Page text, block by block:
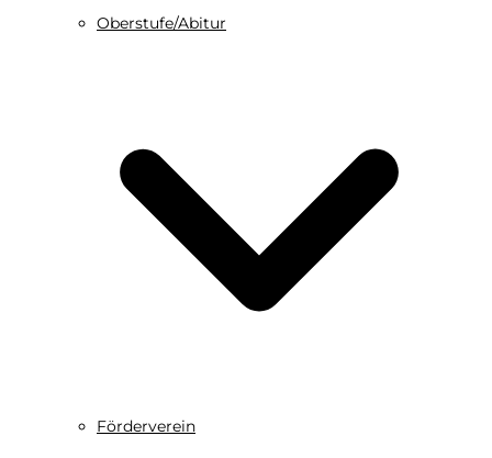
Oberstufe/Abitur
Förderverein